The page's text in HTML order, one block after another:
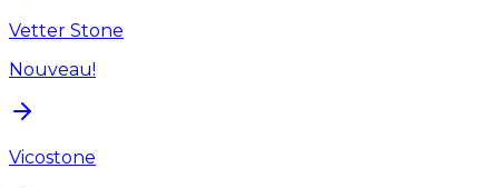
Vetter Stone
Nouveau!
Vicostone